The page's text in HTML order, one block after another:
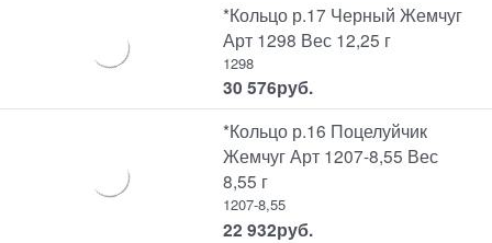
*Кольцо р.17 Черный Жемчуг
Арт 1298 Вес 12,25 г
1298
30 576руб.
*Кольцо р.16 Поцелуйчик
Жемчуг Арт 1207-8,55 Вес
8,55 г
1207-8,55
22 932руб.